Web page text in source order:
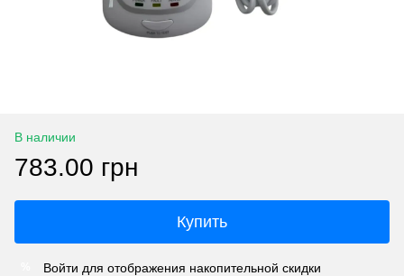
В наличии
783.00 грн
Купить
Войти для отображения накопительной скидки